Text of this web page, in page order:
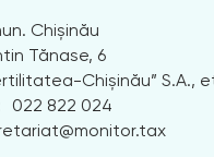
Chișinău
Tănase, 6
Chișinău” S.A.,
022 822 024